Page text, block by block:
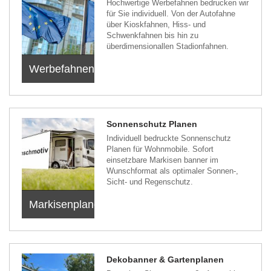
Werbefahnen
Hochwertige Werbefahnen bedrucken wir
für Sie individuell. Von der Autofahne
über Kioskfahnen, Hiss- und
Schwenkfahnen bis hin zu
überdimensionallen Stadionfahnen.
Markisenplanen
Sonnenschutz Planen
Individuell bedruckte Sonnenschutz
Planen für Wohnmobile. Sofort
einsetzbare Markisen banner im
Wunschformat als optimaler Sonnen-,
Sicht- und Regenschutz.
Dekobanner & Gartenplanen